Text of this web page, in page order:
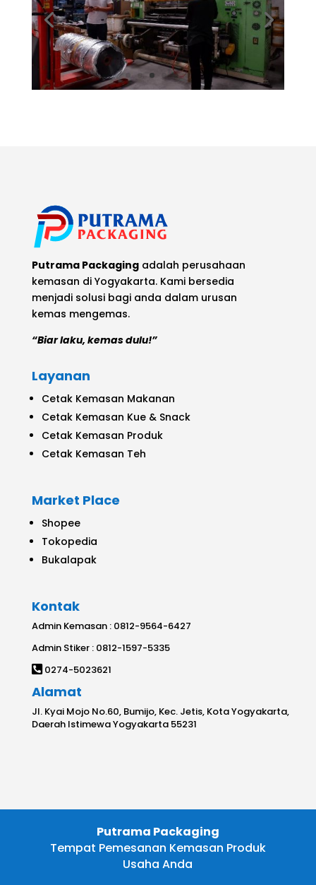
Putrama Packagingadalah perusahaan
kemasan di Yogyakarta. Kami bersedia
menjadi solusi bagi anda dalam urusan
kemas mengemas.
“Biar laku, kemas dulu!”
Layanan
Cetak Kemasan Makanan
Cetak Kemasan Kue & Snack
Cetak Kemasan Produk
Cetak Kemasan Teh
Market Place
Shopee
Tokopedia
Bukalapak
Kontak
Admin Kemasan : 0812-9564-6427
Admin Stiker : 0812-1597-5335
0274-5023621
Alamat
Jl. Kyai Mojo No.60, Bumijo, Kec. Jetis, Kota Yogyakarta,
Daerah Istimewa Yogyakarta 55231
Putrama Packaging
Tempat Pemesanan Kemasan Produk
Usaha Anda